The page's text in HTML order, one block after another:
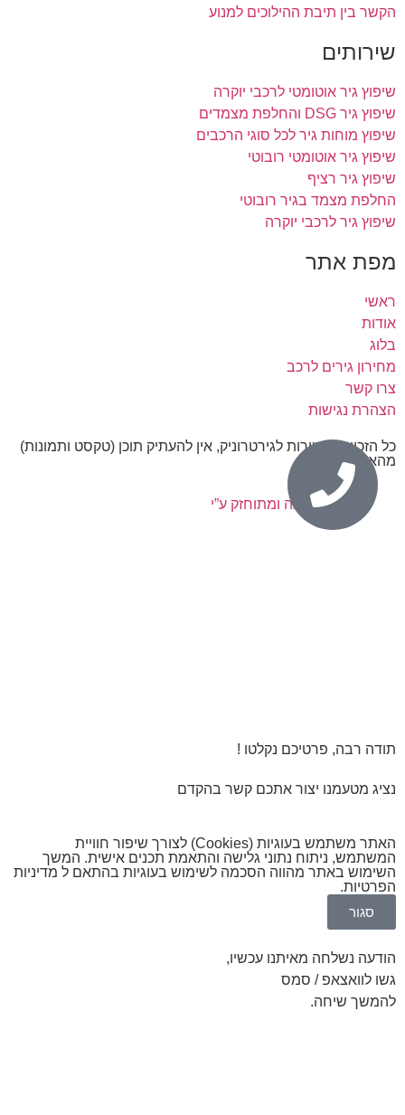
הקשר בין תיבת ההילוכים למנוע
שירותים
שיפוץ גיר אוטומטי לרכבי יוקרה
שיפוץ גיר DSG והחלפת מצמדים
שיפוץ מוחות גיר לכל סוגי הרכבים
שיפוץ גיר אוטומטי רובוטי
שיפוץ גיר רציף
החלפת מצמד בגיר רובוטי
שיפוץ גיר לרכבי יוקרה
מפת אתר
ראשי
אודות
בלוג
מחירון גירים לרכב
צרו קשר
הצהרת נגישות
כל הזכויות שמורות לגירטרוניק, אין להעתיק תוכן (טקסט ותמונות)
מהאתר.
נבנה ומתוחזק ע”י
תודה רבה, פרטיכם נקלטו !
נציג מטעמנו יצור אתכם קשר בהקדם
האתר משתמש בעוגיות (Cookies) לצורך שיפור חוויית
המשתמש, ניתוח נתוני גלישה והתאמת תכנים אישית. המשך
השימוש באתר מהווה הסכמה לשימוש בעוגיות בהתאם למדיניות
הפרטיות.
סגור
הודעה נשלחה מאיתנו עכשיו,
גשו לוואצאפ / סמס
להמשך שיחה.